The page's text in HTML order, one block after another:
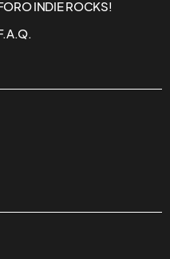
INDIE ROCKS!